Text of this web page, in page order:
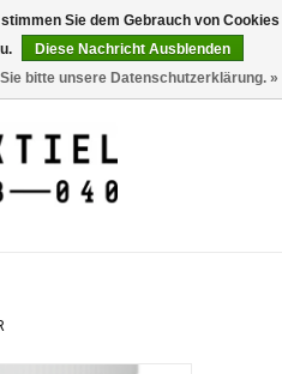
0 Artikel - €0,00
Sie dem Gebrauch von Cookies
Diese Nachricht Ausblenden
bitte unsere Datenschutzerklärung. »